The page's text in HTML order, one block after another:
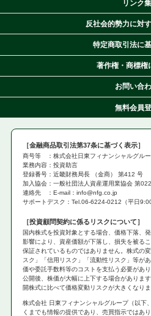
リンク集
反社会的勢力に対
特定商取引法に
著作権・商標権
お問い合
無料会員
金融商品取引法第37条に基づく表示
商号等 ：株式会社日東フィナンシャルグルー
業務内容：投資助言
登録番号：近畿財務局長 （金商） 第412 号
加入協会：一般社団法人資産運用業協会 第
連絡先 ：E-mail：info@nfg.co.jp
サポートデスク：Tel.06-6224-0212（平日
投資顧問契約に係るリスクについて
国内株式を投資対象とする場合、価格下落、
影響により、資産価額が下落し、損失を被る
保証されているものではありません。株式の
スク」「信用リスク」「流動性リスク」等が
価や委託手数料等のコストを支払う必要があ
公開後、株価が大幅に上下する場合がありま
開株式に比べて価格変動リスクが大きくなりま
株式会社 日東フィナンシャルグループ（以下
くまでも情報の提供であり、売買指示ではあ